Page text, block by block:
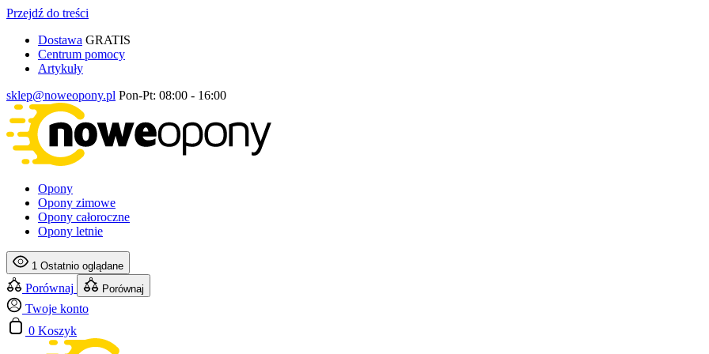
Przejdź do treści
Dostawa GRATIS
Centrum pomocy
Artykuły
sklep@noweopony.pl Pon-Pt: 08:00 - 16:00
Opony
Opony zimowe
Opony całoroczne
Opony letnie
1 Ostatnio oglądane
Porównaj Porównaj
Twoje konto
0 Koszyk